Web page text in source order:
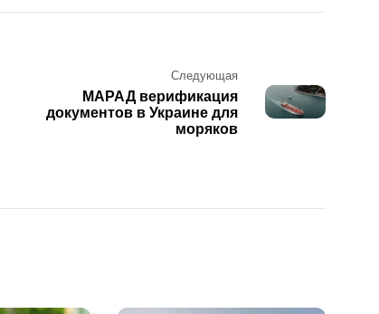
Следующая
МАРАД верификация
документов в Украине для
моряков